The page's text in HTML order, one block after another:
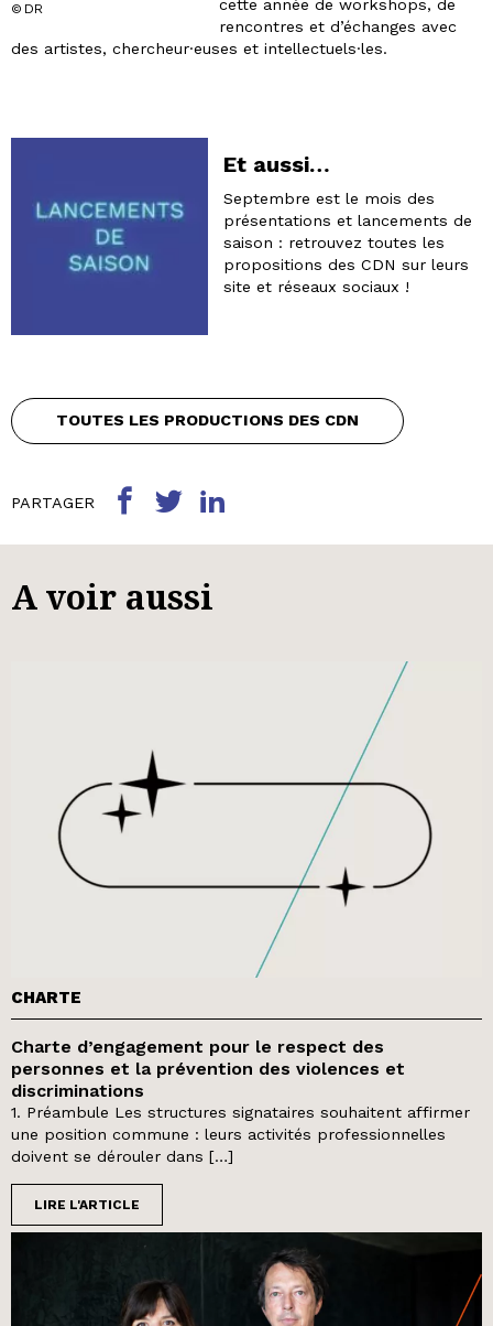
© DR
cette année de workshops, de
rencontres et d’échanges avec
des artistes, chercheur·euses et intellectuels·les.
Et aussi…
Septembre est le mois des
présentations et lancements de
saison : retrouvez toutes les
propositions des CDN sur leurs
site et réseaux sociaux !
TOUTES LES PRODUCTIONS DES CDN
PARTAGER
A voir aussi
CHARTE
Charte d’engagement pour le respect des
personnes et la prévention des violences et
discriminations
1. Préambule Les structures signataires souhaitent affirmer
une position commune : leurs activités professionnelles
doivent se dérouler dans […]
LIRE L'ARTICLE